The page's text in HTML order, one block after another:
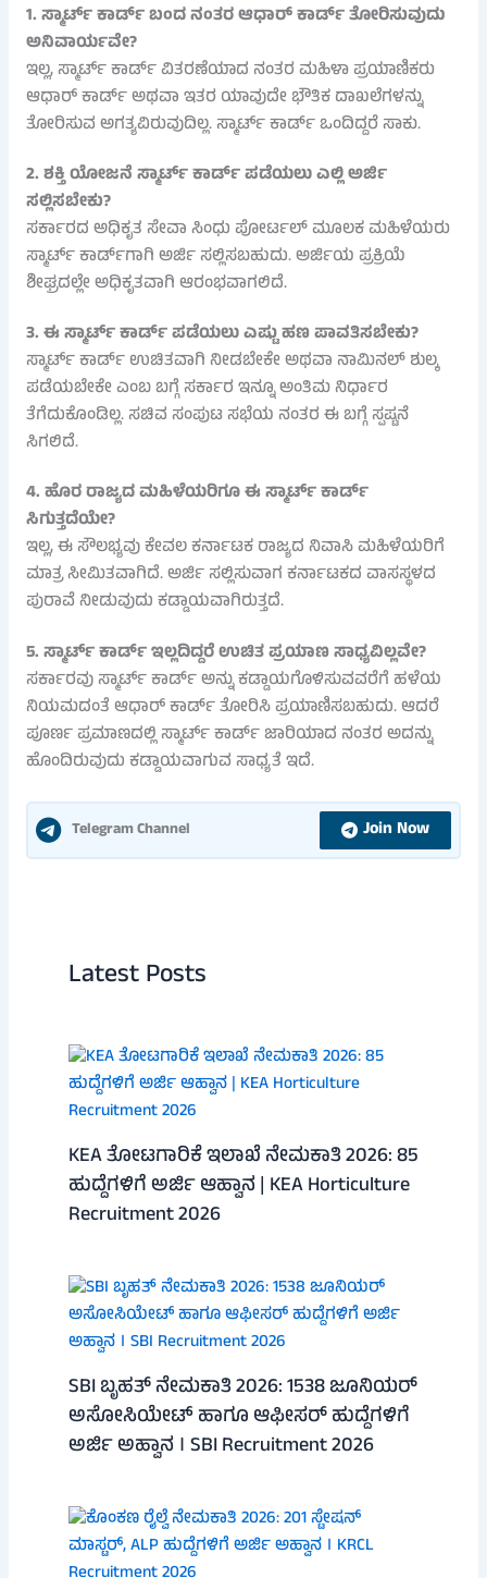
1. ಸ್ಮಾರ್ಟ್ ಕಾರ್ಡ್ ಬಂದ ನಂತರ ಆಧಾರ್ ಕಾರ್ಡ್ ತೋರಿಸುವುದು
ಅನಿವಾರ್ಯವೇ?
ಇಲ್ಲ, ಸ್ಮಾರ್ಟ್ ಕಾರ್ಡ್ ವಿತರಣೆಯಾದ ನಂತರ ಮಹಿಳಾ ಪ್ರಯಾಣಿಕರು
ಆಧಾರ್ ಕಾರ್ಡ್ ಅಥವಾ ಇತರ ಯಾವುದೇ ಭೌತಿಕ ದಾಖಲೆಗಳನ್ನು
ತೋರಿಸುವ ಅಗತ್ಯವಿರುವುದಿಲ್ಲ. ಸ್ಮಾರ್ಟ್ ಕಾರ್ಡ್ ಒಂದಿದ್ದರೆ ಸಾಕು.
2. ಶಕ್ತಿ ಯೋಜನೆ ಸ್ಮಾರ್ಟ್ ಕಾರ್ಡ್ ಪಡೆಯಲು ಎಲ್ಲಿ ಅರ್ಜಿ
ಸಲ್ಲಿಸಬೇಕು?
ಸರ್ಕಾರದ ಅಧಿಕೃತ ಸೇವಾ ಸಿಂಧು ಪೋರ್ಟಲ್ ಮೂಲಕ ಮಹಿಳೆಯರು
ಸ್ಮಾರ್ಟ್ ಕಾರ್ಡ್‌ಗಾಗಿ ಅರ್ಜಿ ಸಲ್ಲಿಸಬಹುದು. ಅರ್ಜಿಯ ಪ್ರಕ್ರಿಯೆ
ಶೀಘ್ರದಲ್ಲೇ ಅಧಿಕೃತವಾಗಿ ಆರಂಭವಾಗಲಿದೆ.
3. ಈ ಸ್ಮಾರ್ಟ್ ಕಾರ್ಡ್ ಪಡೆಯಲು ಎಷ್ಟು ಹಣ ಪಾವತಿಸಬೇಕು?
ಸ್ಮಾರ್ಟ್ ಕಾರ್ಡ್ ಉಚಿತವಾಗಿ ನೀಡಬೇಕೇ ಅಥವಾ ನಾಮಿನಲ್ ಶುಲ್ಕ
ಪಡೆಯಬೇಕೇ ಎಂಬ ಬಗ್ಗೆ ಸರ್ಕಾರ ಇನ್ನೂ ಅಂತಿಮ ನಿರ್ಧಾರ
ತೆಗೆದುಕೊಂಡಿಲ್ಲ. ಸಚಿವ ಸಂಪುಟ ಸಭೆಯ ನಂತರ ಈ ಬಗ್ಗೆ ಸ್ಪಷ್ಟನೆ
ಸಿಗಲಿದೆ.
4. ಹೊರ ರಾಜ್ಯದ ಮಹಿಳೆಯರಿಗೂ ಈ ಸ್ಮಾರ್ಟ್ ಕಾರ್ಡ್
ಸಿಗುತ್ತದೆಯೇ?
ಇಲ್ಲ, ಈ ಸೌಲಭ್ಯವು ಕೇವಲ ಕರ್ನಾಟಕ ರಾಜ್ಯದ ನಿವಾಸಿ ಮಹಿಳೆಯರಿಗೆ
ಮಾತ್ರ ಸೀಮಿತವಾಗಿದೆ. ಅರ್ಜಿ ಸಲ್ಲಿಸುವಾಗ ಕರ್ನಾಟಕದ ವಾಸಸ್ಥಳದ
ಪುರಾವೆ ನೀಡುವುದು ಕಡ್ಡಾಯವಾಗಿರುತ್ತದೆ.
5. ಸ್ಮಾರ್ಟ್ ಕಾರ್ಡ್ ಇಲ್ಲದಿದ್ದರೆ ಉಚಿತ ಪ್ರಯಾಣ ಸಾಧ್ಯವಿಲ್ಲವೇ?
ಸರ್ಕಾರವು ಸ್ಮಾರ್ಟ್ ಕಾರ್ಡ್ ಅನ್ನು ಕಡ್ಡಾಯಗೊಳಿಸುವವರೆಗೆ ಹಳೆಯ
ನಿಯಮದಂತೆ ಆಧಾರ್ ಕಾರ್ಡ್ ತೋರಿಸಿ ಪ್ರಯಾಣಿಸಬಹುದು. ಆದರೆ
ಪೂರ್ಣ ಪ್ರಮಾಣದಲ್ಲಿ ಸ್ಮಾರ್ಟ್ ಕಾರ್ಡ್ ಜಾರಿಯಾದ ನಂತರ ಅದನ್ನು
ಹೊಂದಿರುವುದು ಕಡ್ಡಾಯವಾಗುವ ಸಾಧ್ಯತೆ ಇದೆ.
Telegram Channel Join Now
Latest Posts
KEA ತೋಟಗಾರಿಕೆ ಇಲಾಖೆ ನೇಮಕಾತಿ 2026: 85
ಹುದ್ದೆಗಳಿಗೆ ಅರ್ಜಿ ಆಹ್ವಾನ | KEA Horticulture
Recruitment 2026
SBI ಬೃಹತ್ ನೇಮಕಾತಿ 2026: 1538 ಜೂನಿಯರ್
ಅಸೋಸಿಯೇಟ್ ಹಾಗೂ ಆಫೀಸರ್ ಹುದ್ದೆಗಳಿಗೆ
ಅರ್ಜಿ ಅಹ್ವಾನ । SBI Recruitment 2026